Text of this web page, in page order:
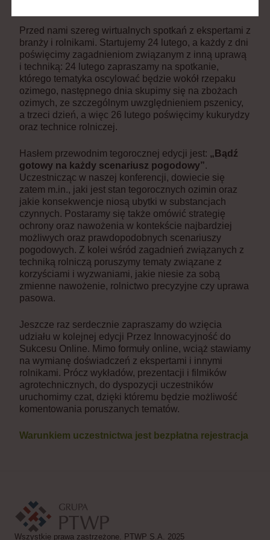
Przed nami szereg wirtualnych spotkań z ekspertami z
branży i rolnikami. Startujemy 24 lutego, a każdy z dni
poświęcimy zagadnieniom związanym z inną uprawą
i techniką: 24 lutego zapraszamy na spotkanie,
którego tematyka oscylować będzie wokół rzepaku
ozimego, następnego dnia skupimy się na zbożach
ozimych, ze szczególnym uwzględnieniem pszenicy,
a trzeci dzień, a więc 26 lutego poświęcimy kukurydzy
oraz technice rolniczej.
Hasłem przewodnim tegorocznej edycji jest: „Bądź
gotowy na każdy scenariusz pogodowy”.
Uczestnicząc w naszej konferencji, dowiecie się
zatem m.in., jaki jest stan tegorocznych ozimin oraz
jakie konsekwencje niosą ubytki w substancjach
czynnych. Postaramy się także omówić strategię
ochrony oraz nawożenia w kontekście najbardziej
możliwych oraz prawdopodobnych scenariuszy
pogodowych. Z kolei wśród zagadnień związanych z
techniką rolniczą poruszymy tematy związane z
korzyściami i wyzwaniami, jakie niesie za sobą
zmienne nawożenie, rolnictwo precyzyjne czy uprawa
pasowa.
Jeszcze raz serdecznie zapraszamy do wzięcia
udziału w kolejnej edycji Przez Innowacyjność do
Sukcesu Online. Mimo formuły online, wciąż stawiamy
na wymianę doświadczeń z ekspertami i innymi
rolnikami. Prócz wykładów, prezentacji i filmików
agrotechnicznych, do dyspozycji uczestników
uruchomimy czat, dzięki któremu będzie możliwość
komentowania poruszanych tematów.
Warunkiem uczestnictwa jest bezpłatna rejestracja
Wszystkie prawa zastrzeżone. PTWP S.A. 2025